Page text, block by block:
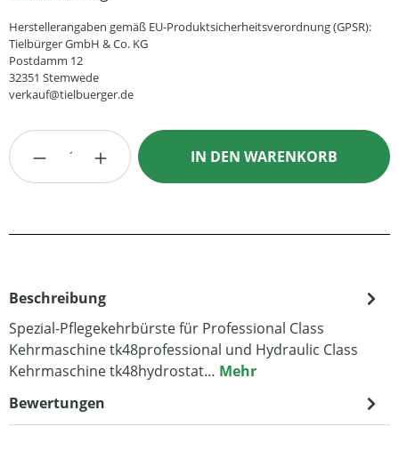
Herstellerangaben gemäß EU-Produktsicherheitsverordnung (GPSR):
Tielbürger GmbH & Co. KG
Postdamm 12
32351 Stemwede
verkauf@tielbuerger.de
Produkt Anzahl: Gib den gewünschten
IN DEN WARENKORB
Beschreibung
Spezial-Pflegekehrbürste für Professional Class
Kehrmaschine tk48professional und Hydraulic Class
Kehrmaschine tk48hydrostat… Mehr
Bewertungen